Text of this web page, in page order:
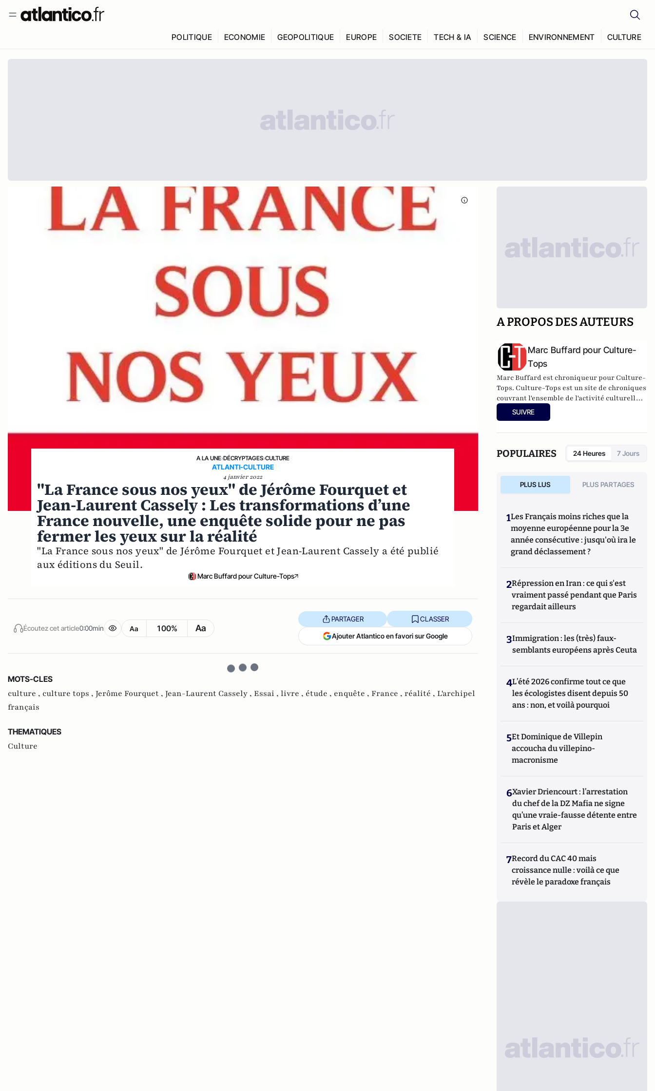
POLITIQUE ECONOMIE GEOPOLITIQUE EUROPE SOCIETE TECH & IA SCIENCE ENVIRONNEMENT CULTURE
A LA UNE›DÉCRYPTAGES›CULTURE
ATLANTI-CULTURE
4 janvier 2022
"La France sous nos yeux" de Jérôme Fourquet et
Jean-Laurent Cassely : Les transformations d’une
France nouvelle, une enquête solide pour ne pas
fermer les yeux sur la réalité
"La France sous nos yeux" de Jérôme Fourquet et Jean-Laurent Cassely a été publié
aux éditions du Seuil.
Marc Buffard pour Culture-Tops
Écoutez cet article0:00min Aa 100% Aa
PARTAGER CLASSER
Ajouter Atlantico en favori sur Google
MOTS-CLES
culture , culture tops , Jerôme Fourquet , Jean-Laurent Cassely , Essai , livre , étude , enquête , France , réalité , L'archipel
français
THEMATIQUES
Culture
A PROPOS DES AUTEURS
Marc Buffard pour Culture-
Tops
Marc Buffard est chroniqueur pour Culture-
Tops. Culture-Tops est un site de chroniques
couvrant l'ensemble de l'activité culturelle
(théâtre, One Man Shows, opéras, ballets,
spectacles divers, cinéma, expos, livres,
SUIVRE
POPULAIRES 24 Heures 7 Jours
PLUS LUS PLUS PARTAGES
1Les Français moins riches que la
moyenne européenne pour la 3e
année consécutive : jusqu'où ira le
grand déclassement ?
2Répression en Iran : ce qui s'est
vraiment passé pendant que Paris
regardait ailleurs
3Immigration : les (très) faux-
semblants européens après Ceuta
4L’été 2026 confirme tout ce que
les écologistes disent depuis 50
ans : non, et voilà pourquoi
5Et Dominique de Villepin
accoucha du villepino-
macronisme
6Xavier Driencourt : l’arrestation
du chef de la DZ Mafia ne signe
qu’une vraie-fausse détente entre
Paris et Alger
7Record du CAC 40 mais
croissance nulle : voilà ce que
révèle le paradoxe français